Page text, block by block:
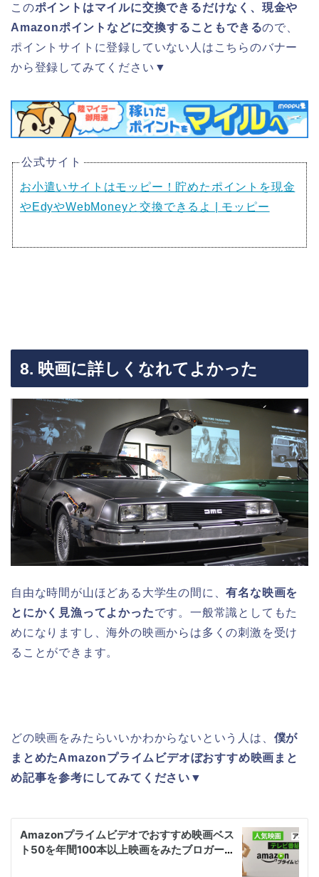
このポイントはマイルに交換できるだけなく、現金や
Amazonポイントなどに交換することもできるので、
ポイントサイトに登録していない人はこちらのバナー
から登録してみてください▼
公式サイト
お小遣いサイトはモッピー！貯めたポイントを現金
やEdyやWebMoneyと交換できるよ | モッピー
8. 映画に詳しくなれてよかった
自由な時間が山ほどある大学生の間に、有名な映画を
とにかく見漁ってよかったです。一般常識としてもた
めになりますし、海外の映画からは多くの刺激を受け
ることができます。
どの映画をみたらいいかわからないという人は、 僕が
まとめたAmazonプライムビデオぼおすすめ映画まと
め記事を参考にしてみてください ▼